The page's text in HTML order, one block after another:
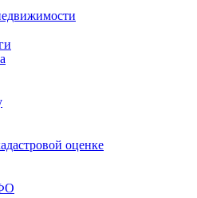
оценке